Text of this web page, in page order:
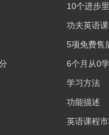
10个进步
功夫英语
5项免费售
6个月从0
学习方法
功能描述
英语课程